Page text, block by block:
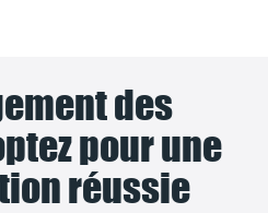
des
pour une
réussie